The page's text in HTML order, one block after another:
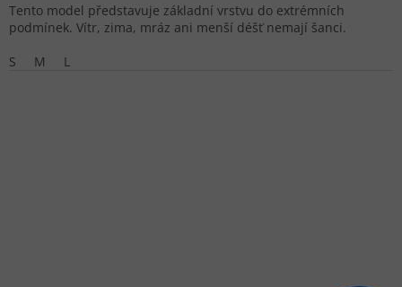
Tento model představuje základní vrstvu do extrémních
podmínek. Vítr, zima, mráz ani menší déšť nemají šanci.
S
M L